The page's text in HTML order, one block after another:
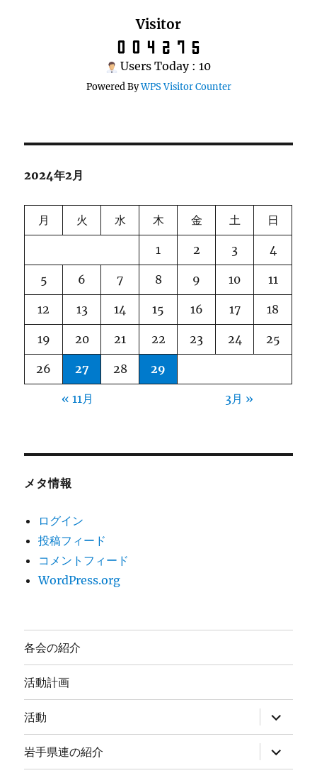
Visitor
Users Today : 10
Powered ByWPS Visitor Counter
2024年2月
月 火 水 木 金 土 日
1 2 3 4
5 6 7 8 9 10 11
12 13 14 15 16 17 18
19 20 21 22 23 24 25
26 27 28 29
« 11月 3月 »
メタ情報
ログイン
投稿フィード
コメントフィード
WordPress.org
各会の紹介
活動計画
活動
サ
ブ
メ
ニ
ュ
ー
岩手県連の紹介
サ
ブ